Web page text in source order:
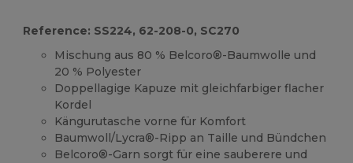
Reference: SS224, 62-208-0, SC270
Mischung aus 80 % Belcoro®-Baumwolle und
20 % Polyester
Doppellagige Kapuze mit gleichfarbiger flacher
Kordel
Kängurutasche vorne für Komfort
Baumwoll/Lycra®-Ripp an Taille und Bündchen
Belcoro®-Garn sorgt für eine sauberere und